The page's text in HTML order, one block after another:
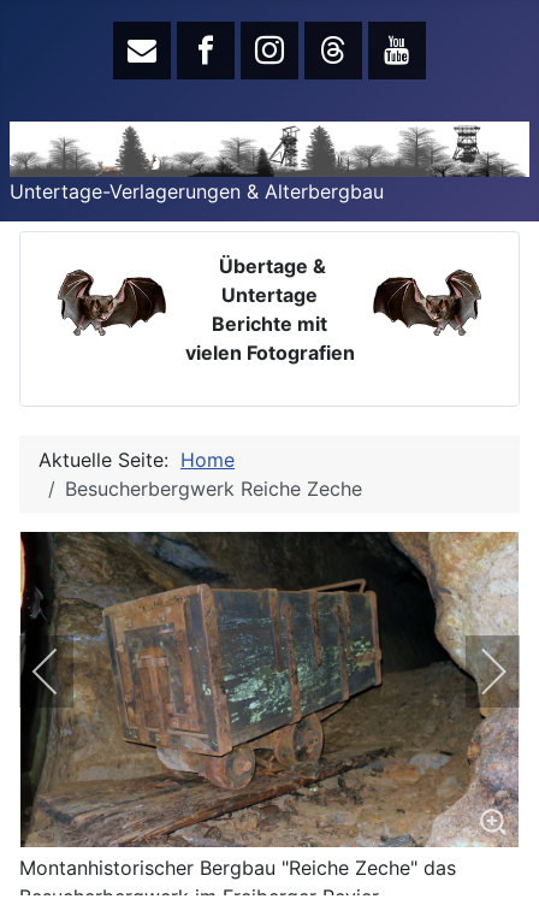
Untertage-Verlagerungen & Alterbergbau
Übertage &
Untertage
Berichte mit
vielen Fotografien
Aktuelle Seite: Home
Besucherbergwerk Reiche Zeche
Montanhistorischer Bergbau "Reiche Zeche" das
Besucherbergwerk im Freiberger Revier